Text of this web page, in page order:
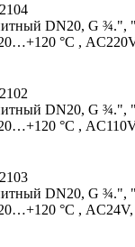
DN20, G ¾.",
°С ,
DN20, G ¾.",
°С ,
DN20, G ¾.",
°С , AC24V,